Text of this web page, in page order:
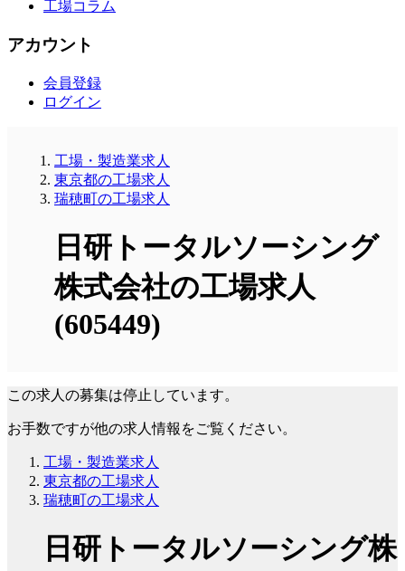
工場コラム
アカウント
会員登録
ログイン
工場・製造業求人
東京都の工場求人
瑞穂町の工場求人
日研トータルソーシング
株式会社の工場求人
(605449)
この求人の募集は停止しています。
お手数ですが他の求人情報をご覧ください。
工場・製造業求人
東京都の工場求人
瑞穂町の工場求人
日研トータルソーシング株